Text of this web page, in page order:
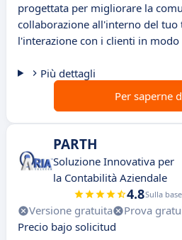
progettata per migliorare la
collaborazione all'interno del tuo
l'interazione con i clienti in
Più dettagli
Per saperne
PARTH
Soluzione Innovativa per
la Contabilità Aziendale
4.8Sulla
Versione gratuita Prova
Precio bajo solicitud